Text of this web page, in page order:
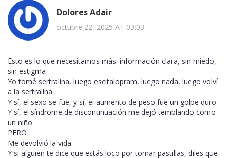
Dolores Adair
octubre 22, 2025 AT 03:03
Esto es lo que necesitamos más: información clara, sin miedo,
sin estigma
Yo tomé sertralina, luego escitalopram, luego nada, luego volví
a la sertralina
Y sí, el sexo se fue, y sí, el aumento de peso fue un golpe duro
Y sí, el síndrome de discontinuación me dejó temblando como
un niño
PERO
Me devolvió la vida
Y si alguien te dice que estás loco por tomar pastillas, diles que